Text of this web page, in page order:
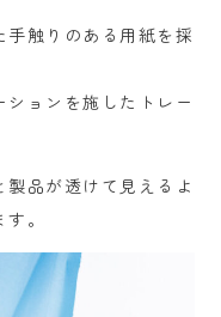
触りのある用紙を採
ョンを施したトレー
品が透けて見えるよ
。